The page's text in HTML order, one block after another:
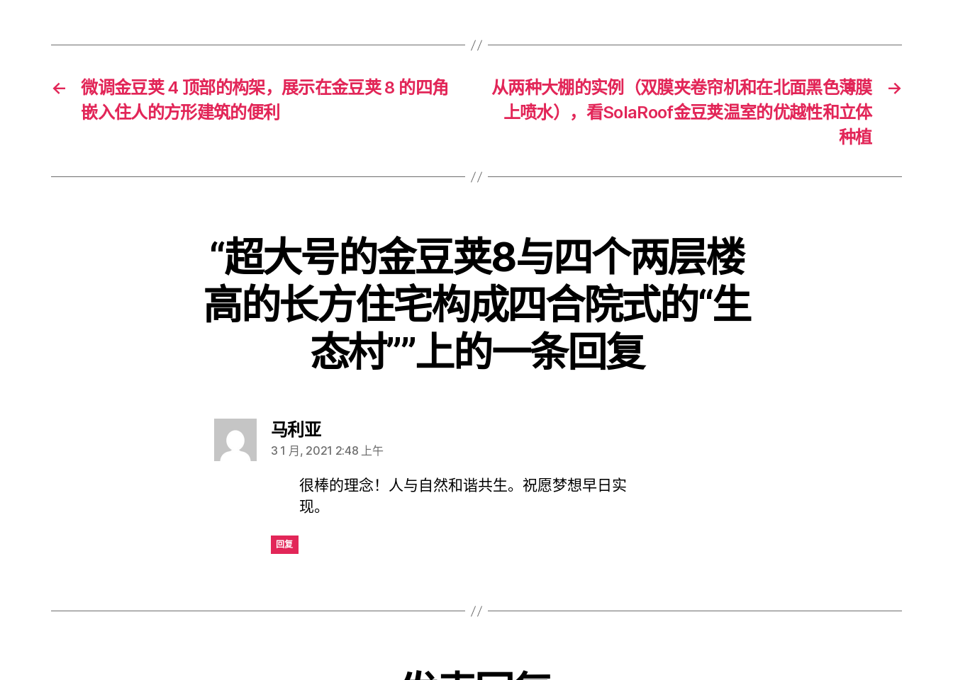
←
微调金豆荚 4 顶部的构架，展示在金豆荚 8 的四角
嵌入住人的方形建筑的便利
→
从两种大棚的实例（双膜夹卷帘机和在北面黑色薄膜
上喷水），看SolaRoof金豆荚温室的优越性和立体
种植
“超大号的金豆荚8与四个两层楼
高的长方住宅构成四合院式的“生
态村””上的一条回复
马利亚说：
3 1 月, 2021 2:48 上午
很棒的理念！人与自然和谐共生。祝愿梦想早日实
现。
回复